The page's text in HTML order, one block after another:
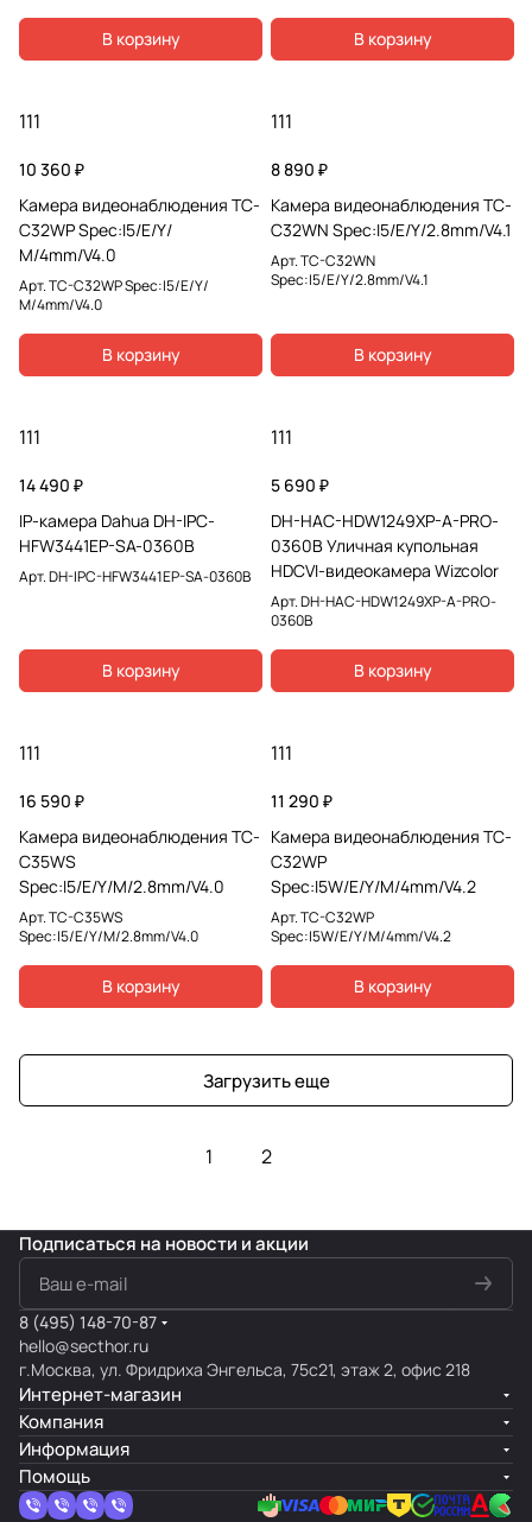
В корзину В корзину
111
10 360 ₽
Камера видеонаблюдения TC-
C32WP Spec:I5/E/Y/
М/4mm/V4.0
Арт.TC-C32WP Spec:I5/E/Y/
М/4mm/V4.0
В корзину
111
8 890 ₽
Камера видеонаблюдения TC-
C32WN Spec:I5/E/Y/2.8mm/V4.1
Арт.TC-C32WN
Spec:I5/E/Y/2.8mm/V4.1
В корзину
111
14 490 ₽
IP-камера Dahua DH-IPC-
HFW3441EP-SA-0360B
Арт.DH-IPC-HFW3441EP-SA-0360B
В корзину
111
5 690 ₽
DH-HAC-HDW1249XP-A-PRO-
0360B Уличная купольная
HDCVI-видеокамера Wizcolor
Арт.DH-HAC-HDW1249XP-A-PRO-
0360B
В корзину
111
16 590 ₽
Камера видеонаблюдения TC-
C35WS
Spec:I5/E/Y/M/2.8mm/V4.0
Арт.TC-C35WS
Spec:I5/E/Y/M/2.8mm/V4.0
В корзину
111
11 290 ₽
Камера видеонаблюдения TC-
C32WP
Spec:I5W/E/Y/M/4mm/V4.2
Арт.TC-C32WP
Spec:I5W/E/Y/M/4mm/V4.2
В корзину
Загрузить еще
1 2
Подписаться на новости и акции
8 (495) 148-70-87
hello@secthor.ru
г.Москва, ул. Фридриха Энгельса, 75с21, этаж 2, офис 218
Интернет-магазин
Компания
Информация
Помощь